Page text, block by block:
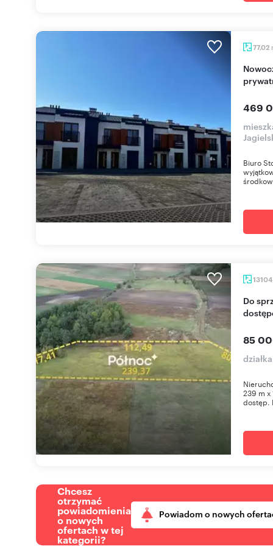
77,02
Nowoczesne 77 m2 z balkonem, 2 miejsca,
469
Biuro
13104
Do sprzedania działka 1,3 ha z mediami i
85
239 m x
dostęp.
Chcesz
otrzymać
powiadomienia
o nowych
ofertach w tej
kategorii?
Powiadom o nowych